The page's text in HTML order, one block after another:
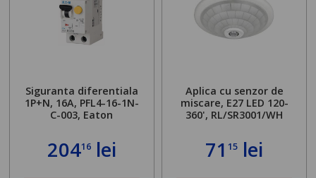
Siguranta diferentiala
1P+N, 16A, PFL4-16-1N-
C-003, Eaton
20416lei
Aplica cu senzor de
miscare, E27 LED 120-
360', RL/SR3001/WH
7115 lei